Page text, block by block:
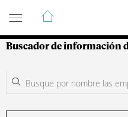
Guía de
Buscador de información